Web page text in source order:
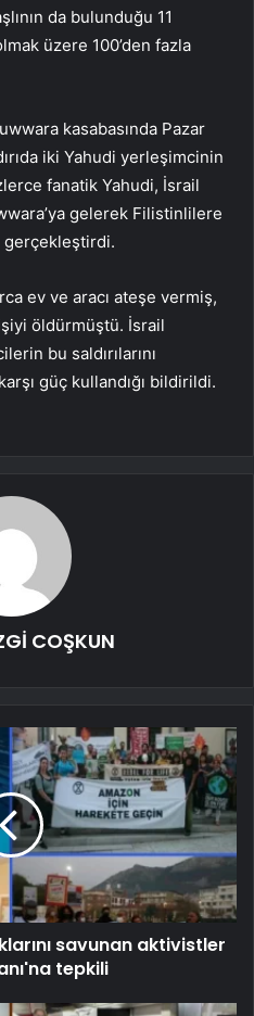
da bulunduğu 11
üzere 100’den fazla
kasabasında Pazar
iki Yahudi yerleşimcinin
fanatik Yahudi, İsrail
gelerek Filistinlilere
gerçekleştirdi.
ev ve aracı ateşe vermiş,
öldürmüştü. İsrail
bu saldırılarını
güç kullandığı bildirildi.
COŞKUN
savunan aktivistler
tepkili